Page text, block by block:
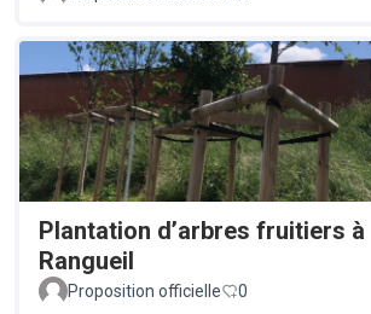
Plantation d’arbres fruitiers à
Rangueil
Proposition officielle 0